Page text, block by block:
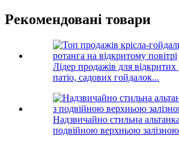
Рекомендовані товари
Лідер продажів для
патіо, садових гойдалок...
Надзвичайно стильна
подвійною верхньою